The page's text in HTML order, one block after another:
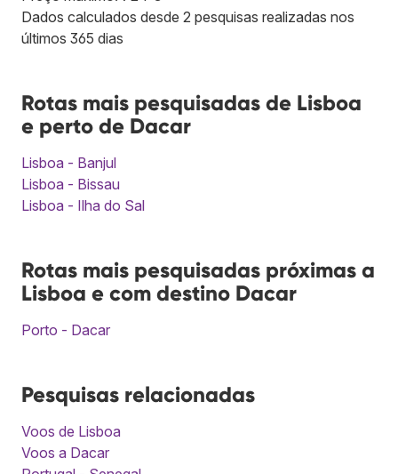
Dados calculados desde 2 pesquisas realizadas nos
últimos 365 dias
Rotas mais pesquisadas de Lisboa
e perto de Dacar
Lisboa - Banjul
Lisboa - Bissau
Lisboa - Ilha do Sal
Rotas mais pesquisadas próximas a
Lisboa e com destino Dacar
Porto - Dacar
Pesquisas relacionadas
Voos de Lisboa
Voos a Dacar